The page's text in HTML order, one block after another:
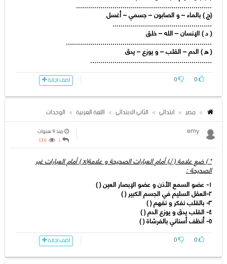
...................................................................
(ج ) بالماء – و الصابون – جسمي – أغسل
.................................................
( د ) الإنسان – الله – خلق
........................................................................
( ھ ) الدم – القلب – و یوزع – یدق
............................................................
0
0 اضف اجابة
مصر ابتدائى الثانى الابتدائى اللغة العربية
الوحدات
emy
منذ 9 سنوات
1
139
* ) ضع علامة ( √) أمام العبارات الصحیحة و علامة(x ) أمام العبارات غیر
الصحیحة :
١- عضو السمع الأذن و عضو الإبصار العین ( )
٢-العقل السلیم في الجسم الكبیر ( )
٣- بالقلب نفكر و نفھم ( )
٤- القلب یدق و یوزع الدم ( )
٥- أنظف أسناني بالفرشاة ( )
0
0 اضف اجابة